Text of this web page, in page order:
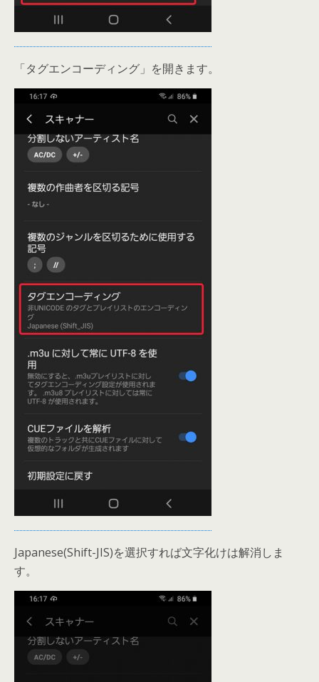
「タグエンコーディング」を開きます。
Japanese(Shift-JIS)を選択すれば文字化けは解消しま
す。